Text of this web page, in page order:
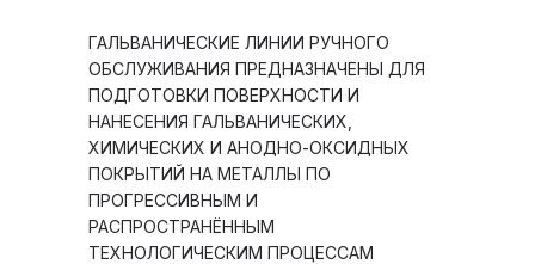
ГАЛЬВАНИЧЕСКИЕ ЛИНИИ РУЧНОГО
ОБСЛУЖИВАНИЯ ПРЕДНАЗНАЧЕНЫ ДЛЯ
ПОДГОТОВКИ ПОВЕРХНОСТИ И
НАНЕСЕНИЯ ГАЛЬВАНИЧЕСКИХ,
ХИМИЧЕСКИХ И АНОДНО-ОКСИДНЫХ
ПОКРЫТИЙ НА МЕТАЛЛЫ ПО
ПРОГРЕССИВНЫМ И
РАСПРОСТРАНЁННЫМ
ТЕХНОЛОГИЧЕСКИМ ПРОЦЕССАМ